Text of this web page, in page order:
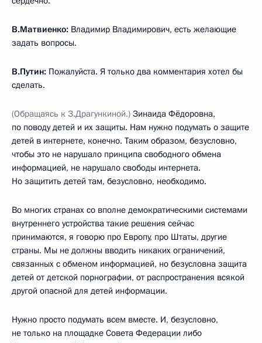
В.Матвиенко: Владимир Владимирович, есть желающие
задать вопросы.
В.Путин: Пожалуйста. Я только два комментария хотел бы
сделать.
(Обращаясь к З.Драгункиной.) Зинаида Фёдоровна,
по поводу детей и их защиты. Нам нужно подумать о защите
детей в интернете, конечно. Таким образом, безусловно,
чтобы это не нарушало принципа свободного обмена
информацией, не нарушало свободы интернета.
Но защитить детей там, безусловно, необходимо.
Во многих странах со вполне демократическими системами
внутреннего устройства такие решения сейчас
принимаются, я говорю про Европу, про Штаты, другие
страны. Мы не должны вводить никаких ограничений,
связанных с обменом информацией, но безусловна защита
детей от детской порнографии, от распространения всякой
другой опасной для детей информации.
Нужно просто подумать всем вместе. И, безусловно,
не только на площадке Совета Федерации либо